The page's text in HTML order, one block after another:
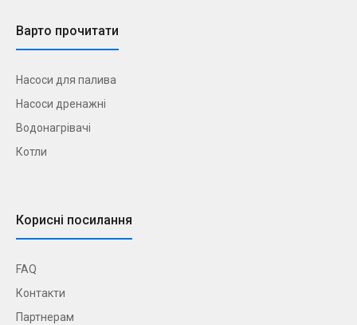
Варто прочитати
Насоси для палива
Насоси дренажні
Водонагрівачі
Котли
Корисні посилання
FAQ
Контакти
Партнерам